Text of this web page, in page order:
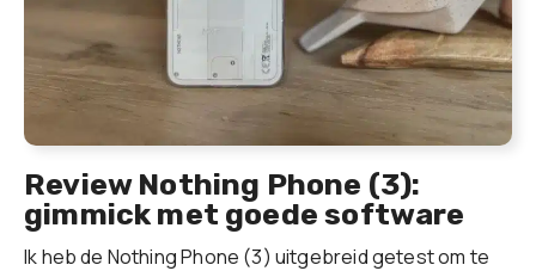
Review Nothing Phone (3):
gimmick met goede software
Ik heb de Nothing Phone (3) uitgebreid getest om te